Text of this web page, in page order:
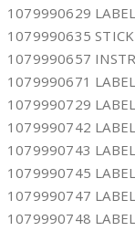
1079990629 LABEL
1079990635
1079990657
1079990671 LABEL
1079990729 LABEL
1079990742 LABEL
1079990743 LABEL
1079990745 LABEL
1079990747 LABEL
1079990748 LABEL